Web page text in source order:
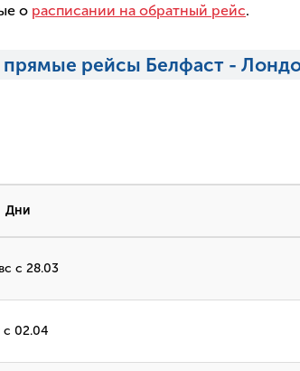
о расписании на обратный рейс.
прямые рейсы Белфаст -
Дни
с 28.03
с 02.04